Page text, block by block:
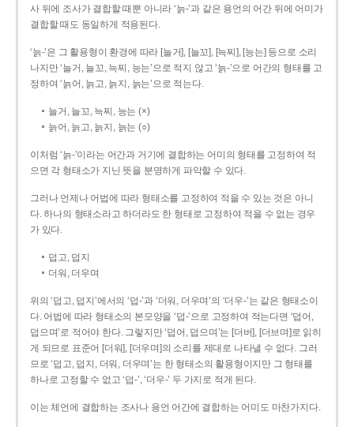
사 뒤에 조사가 결합할 때뿐 아니라 ‘늙-’과 같은 용언의 어간 뒤에 어미가
결합할 때도 동일하게 적용된다.
‘늙-’은 그 활용형이 환경에 따라 [늘거], [늘꼬], [늑찌], [능는] 등으로 소리
나지만 ‘늘거, 늘꼬, 늑찌, 능는’으로 적지 않고 ‘늙-’으로 어간의 형태를 고
정하여 ‘늙어, 늙고, 늙지, 늙는’으로 적는다.
늘거, 늘꼬, 늑찌, 능는 (×)
늙어, 늙고, 늙지, 늙는 (○)
이처럼 ‘늙-­’이라는 어간과 거기에 결합하는 어미의 형태를 고정하여 적
으면 각 형태소가 지닌 뜻을 분명하게 파악할 수 있다.
그러나 언제나 어법에 따라 형태소를 고정하여 적을 수 있는 것은 아니
다. 하나의 형태소라고 하더라도 한 형태로 고정하여 적을 수 없는 경우
가 있다.
덥고, 덥지
더워, 더우며
위의 ‘덥고, 덥지’에서의 ‘덥-­’과 ‘더워, 더우며’의 ‘더우-­’는 같은 형태소이
다. 어법에 따라 형태소의 본모양을 ‘덥-­’으로 고정하여 적는다면 ‘덥어,
덥으며’로 적어야 한다. 그렇지만 ‘덥어, 덥으며’는 [더버], [더브며]로 읽히
게 되므로 표준어 [더워], [더우며]의 소리를 제대로 나타낼 수 없다. 그러
므로 ‘덥고, 덥지, 더워, 더우며’는 한 형태소의 활용형이지만 그 형태를
하나로 고정할 수 없고 ‘덥-’, ‘더우-’ 두 가지로 적게 된다.
이는 체언에 결합하는 조사나 용언 어간에 결합하는 어미도 마찬가지다.